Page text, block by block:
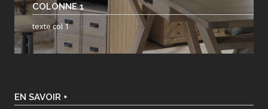
COLONNE 1
texte col 1
EN SAVOIR +